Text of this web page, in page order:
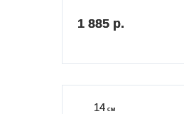
1 885 р.
14 см